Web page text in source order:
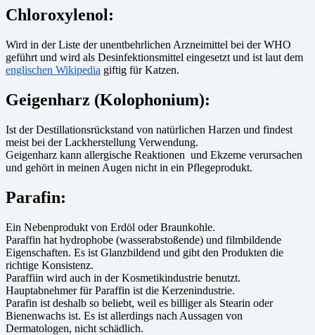
Chloroxylenol:
Wird in der Liste der unentbehrlichen Arzneimittel bei der WHO
geführt und wird als Desinfektionsmittel eingesetzt und ist laut dem
englischen Wikipedia giftig für Katzen.
Geigenharz (Kolophonium):
Ist der Destillationsrückstand von natürlichen Harzen und findest
meist bei der Lackherstellung Verwendung.
Geigenharz kann allergische Reaktionen und Ekzeme verursachen
und gehört in meinen Augen nicht in ein Pflegeprodukt.
Parafin:
Ein Nebenprodukt von Erdöl oder Braunkohle.
Paraffin hat hydrophobe (wasserabstoßende) und filmbildende
Eigenschaften. Es ist Glanzbildend und gibt den Produkten die
richtige Konsistenz.
Paraffiin wird auch in der Kosmetikindustrie benutzt.
Hauptabnehmer für Paraffin ist die Kerzenindustrie.
Parafin ist deshalb so beliebt, weil es billiger als Stearin oder
Bienenwachs ist. Es ist allerdings nach Aussagen von
Dermatologen, nicht schädlich.